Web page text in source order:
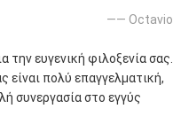
—— Octavio
την ευγενική φιλοξενία σας.
είναι πολύ επαγγελματική,
συνεργασία στο εγγύς